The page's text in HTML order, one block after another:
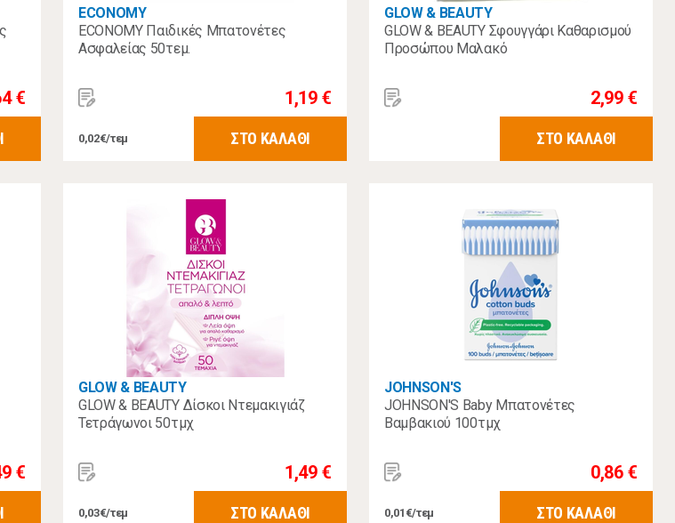
€
ECONOMY
ECONOMY Παιδικές Μπατονέτες
Ασφαλείας 50τεμ.
1,19 €
0,02€/τεμ ΣΤΟ ΚΑΛΑΘΙ
GLOW & BEAUTY
GLOW & BEAUTY Σφουγγάρι Καθαρισμού
Προσώπου Μαλακό
2,99 €
ΣΤΟ ΚΑΛΑΘΙ
€
GLOW & BEAUTY
GLOW & BEAUTY Δίσκοι Ντεμακιγιάζ
Τετράγωνοι 50τμχ
1,49 €
0,03€/τεμ ΣΤΟ ΚΑΛΑΘΙ
JOHNSON'S
JOHNSON'S Baby Μπατονέτες
Βαμβακιού 100τμχ
0,86 €
0,01€/τεμ ΣΤΟ ΚΑΛΑΘΙ